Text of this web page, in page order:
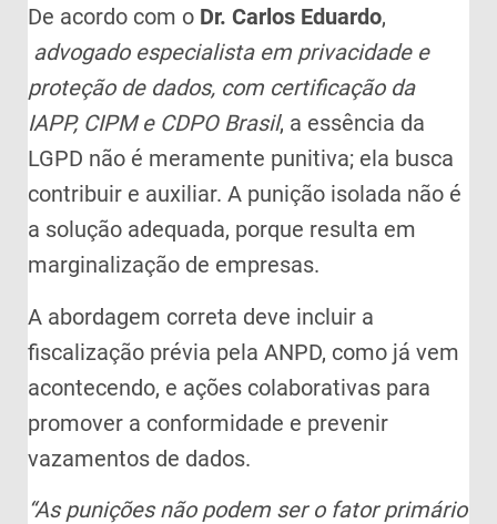
De acordo com o Dr. Carlos Eduardo,
advogado especialista em privacidade e
proteção de dados, com certificação da
IAPP, CIPM e CDPO Brasil, a essência da
LGPD não é meramente punitiva; ela busca
contribuir e auxiliar. A punição isolada não é
a solução adequada, porque resulta em
marginalização de empresas.
A abordagem correta deve incluir a
fiscalização prévia pela ANPD, como já vem
acontecendo, e ações colaborativas para
promover a conformidade e prevenir
vazamentos de dados.
“As punições não podem ser o fator primário